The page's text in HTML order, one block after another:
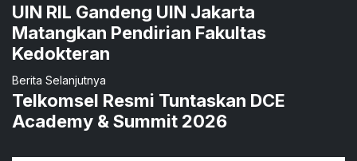
UIN RIL Gandeng UIN Jakarta
Matangkan Pendirian Fakultas
Kedokteran
Berita Selanjutnya
Telkomsel Resmi Tuntaskan DCE
Academy & Summit 2026